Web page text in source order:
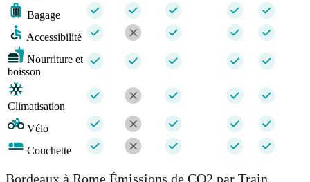
Bagage
Accessibilité
Nourriture et
boisson
Climatisation
Vélo
Couchette
Bordeaux à Rome Émissions de CO2 par Train